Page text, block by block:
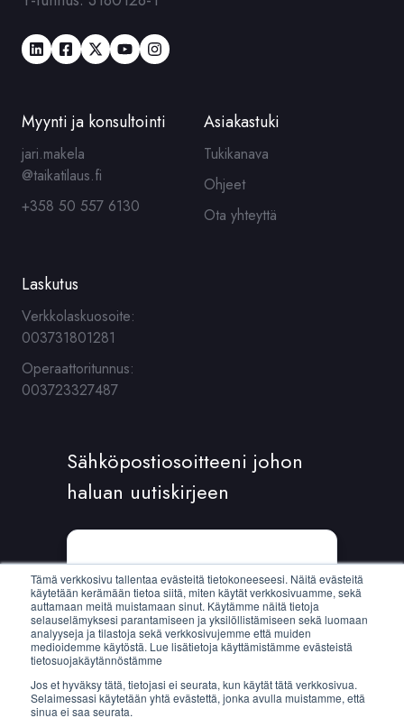
Tämä verkkosivu tallentaa evästeitä tietokoneeseesi. Näitä evästeitä
käytetään kerämään tietoa siitä, miten käytät verkkosivuamme, sekä
auttamaan meitä muistamaan sinut. Käytämme näitä tietoja
selauselämyksesi parantamiseen ja yksilöllistämiseen sekä luomaan
analyyseja ja tilastoja sekä verkkosivujemme että muiden
medioidemme käytöstä. Lue lisätietoja käyttämistämme evästeistä
tietosuojakäytännöstämme
Jos et hyväksy tätä, tietojasi ei seurata, kun käytät tätä verkkosivua.
Selaimessasi käytetään yhtä evästettä, jonka avulla muistamme, että
sinua ei saa seurata.
Myynti ja konsultointi
jari.makela
@taikatilaus.fi
+358 50 557 6130
Asiakastuki
Tukikanava
Ohjeet
Ota yhteyttä
Laskutus
Verkkolaskuosoite:
003731801281
Operaattoritunnus:
003723327487
Sähköpostiosoitteeni johon
haluan uutiskirjeen
Sähköposti: